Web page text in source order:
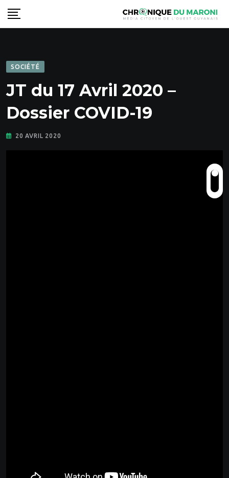
Skip
to
SOCIÉTÉ
JT du 17 Avril 2020 –
Dossier COVID-19
20 AVRIL 2020